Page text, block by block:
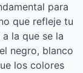
para
que refleje tu
la que se la
negro, blanco
los colores